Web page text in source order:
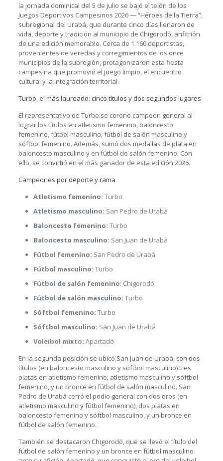
la jornada dominical del 5 de julio se bajó el telón de los
Juegos Deportivos Campesinos 2026 — “Héroes de la Tierra”,
subregional del Urabá, que durante cinco días llenaron de
vida, deporte y tradición al municipio de Chigorodó, anfitrión
de una edición memorable. Cerca de 1.160 deportistas,
provenientes de veredas y corregimientos de los once
municipios de la subregión, protagonizaron esta fiesta
campesina que promovió el juego limpio, el encuentro
cultural y la integración territorial.
Turbo, el más laureado: cinco títulos y dos segundos lugares
El representativo de Turbo se coronó campeón general al
lograr los títulos en atletismo femenino, baloncesto
femenino, fútbol masculino, fútbol de salón masculino y
sóftbol femenino. Además, sumó dos medallas de plata en
baloncesto masculino y en fútbol de salón femenino. Con
ello, se convirtió en el más ganador de esta edición 2026.
Campeones por deporte y rama
Atletismo femenino: Turbo
Atletismo masculino: San Pedro de Urabá
Baloncesto femenino: Turbo
Baloncesto masculino: San Juan de Urabá
Fútbol femenino: San Pedro de Urabá
Fútbol masculino: Turbo
Fútbol de salón femenino: Chigorodó
Fútbol de salón masculino: Turbo
Sóftbol femenino: Turbo
Sóftbol masculino: San Juan de Urabá
Voleibol mixto: Apartadó
En la segunda posición se ubicó San Juan de Urabá, con dos
títulos (en baloncesto masculino y sóftbol masculino) tres
platas en atletismo femenino, atletismo masculino y sóftbol
femenino, y un bronce en fútbol de salón masculino. San
Pedro de Urabá cerró el podio general con dos oros (en
atletismo masculino y fútbol femenino), dos platas en
baloncesto femenino y sóftbol masculino, y un bronce en
fútbol de salón femenino.
También se destacaron Chigorodó, que se llevó el título del
fútbol de salón femenino y un bronce en fútbol masculino